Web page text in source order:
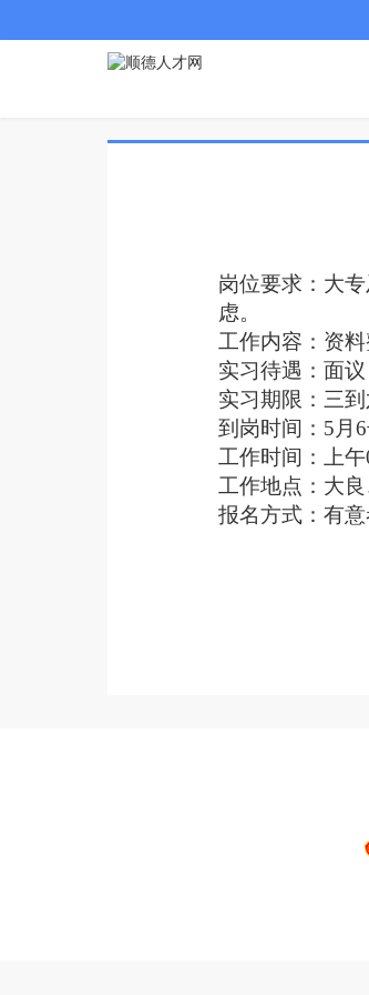
岗位要求：大
虑。
工作内容：资
实习待遇：面议
实习期限：三到
到岗时间：5月
工作时间：上午‌
工作地点：大
报名方式：有